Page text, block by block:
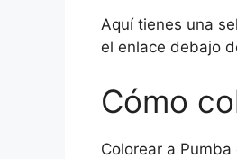
Aquí tienes una
el enlace debajo
Cómo
Colorear a